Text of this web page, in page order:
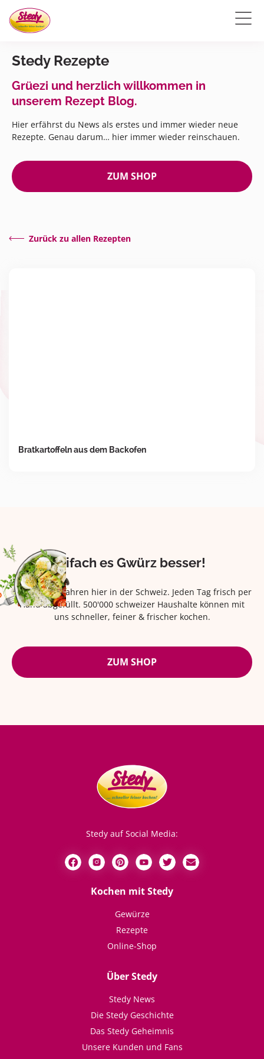
Stedy Rezepte
Grüezi und herzlich willkommen in
unserem Rezept Blog.
Hier erfährst du News als erstes und immer wieder neue
Rezepte. Genau darum… hier immer wieder reinschauen.
ZUM SHOP
Zurück zu allen Rezepten
Bratkartoffeln aus dem Backofen
Eifach es Gwürz besser!
Seit über 42 Jahren hier in der Schweiz. Jeden Tag frisch per
Hand abgefüllt. 500'000 schweizer Haushalte können mit
uns schneller, feiner & frischer kochen.
ZUM SHOP
Stedy auf Social Media:
Kochen mit Stedy
Gewürze
Rezepte
Online-Shop
Über Stedy
Stedy News
Die Stedy Geschichte
Das Stedy Geheimnis
Unsere Kunden und Fans